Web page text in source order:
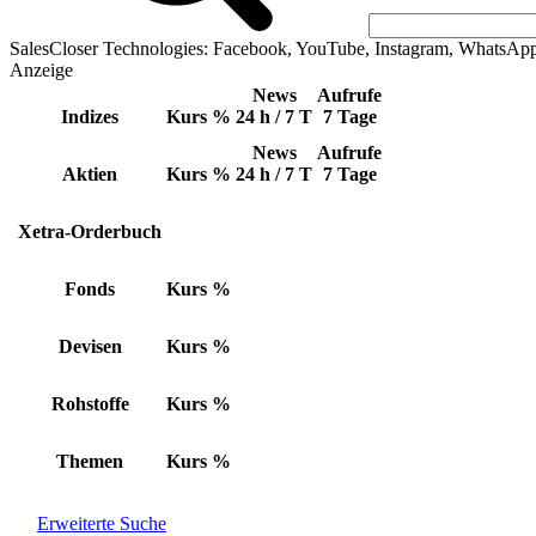
SalesCloser Technologies: Facebook, YouTube, Instagram,
Anzeige
Indizes Kurs %
News
24 h / 7 T
Aufrufe
7 Tage
Aktien Kurs %
News
24 h / 7 T
Aufrufe
7 Tage
Xetra-Orderbuch
Fonds Kurs %
Devisen Kurs %
Rohstoffe Kurs %
Themen Kurs %
Erweiterte Suche